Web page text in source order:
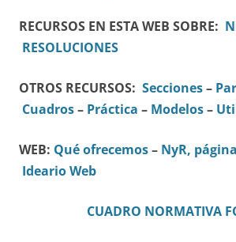
RECURSOS EN ESTA WEB SOBRE:
RESOLUCIONES
OTROS RECURSOS: Secciones–
Cuadros– Práctica – Modelos–
WEB: Qué ofrecemos– NyR,
Ideario Web
CUADRO NORMATIVA